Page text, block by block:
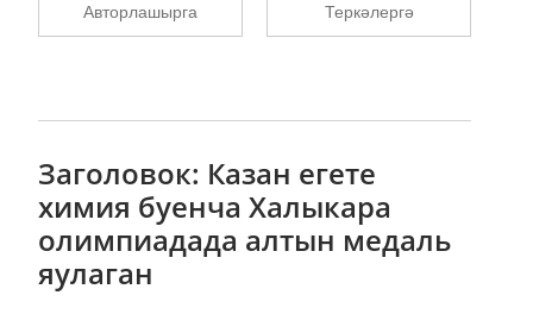
Авторлашырга Теркәлергә
Заголовок: Казан егете
химия буенча Халыкара
олимпиадада алтын медаль
яулаган